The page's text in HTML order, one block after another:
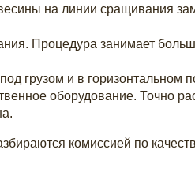
на линии сращивания
Процедура занимает
грузом и в горизонтальном
оборудование. Точно
комиссией по